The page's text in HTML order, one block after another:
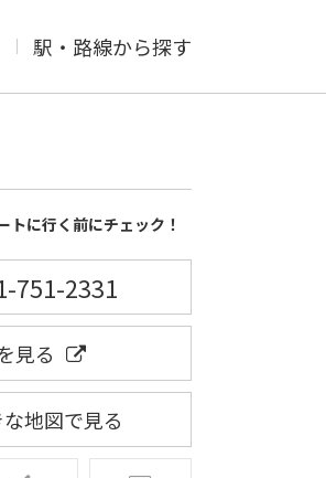
駅・路線から探す
トに行く前にチェック！
751-2331
見る
地図で見る